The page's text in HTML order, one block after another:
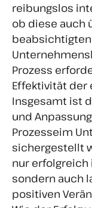
reibungslos
ob diese auch
Prozess
Effektivität der
Insgesamt ist
und
Prozesseim
sichergestellt
nur
sondern auch
positiven